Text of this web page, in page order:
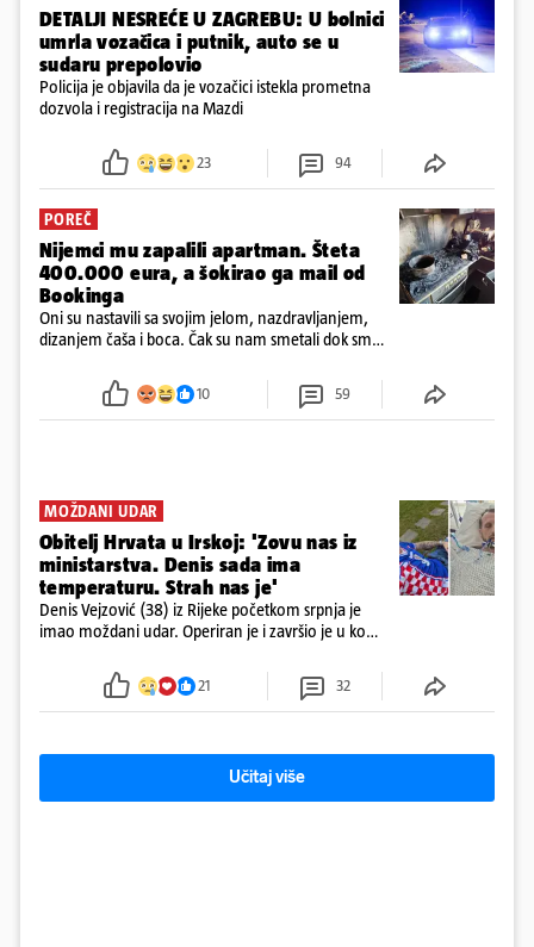
DETALJI NESREĆE U ZAGREBU: U bolnici
umrla vozačica i putnik, auto se u
sudaru prepolovio
Policija je objavila da je vozačici istekla prometna
dozvola i registracija na Mazdi
23 94
POREČ
Nijemci mu zapalili apartman. Šteta
400.000 eura, a šokirao ga mail od
Bookinga
Oni su nastavili sa svojim jelom, nazdravljanjem,
dizanjem čaša i boca. Čak su nam smetali dok smo
požar, rekao je vlasnik
10 59
MOŽDANI UDAR
Obitelj Hrvata u Irskoj: 'Zovu nas iz
ministarstva. Denis sada ima
temperaturu. Strah nas je'
Denis Vejzović (38) iz Rijeke početkom srpnja je
imao moždani udar. Operiran je i završio je u komi.
tamošnji liječnici ne vjeruju u oporavak: 'Imamo
21 32
Učitaj više